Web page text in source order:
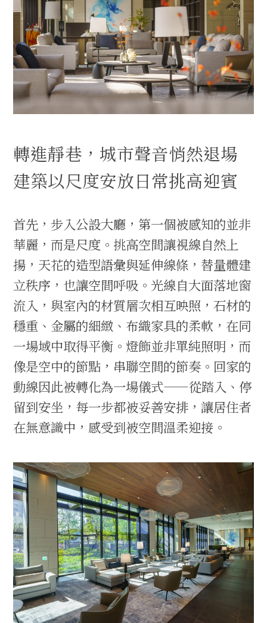
轉進靜巷，城市聲音悄然退場
建築以尺度安放日常挑高迎賓
首先，步入公設大廳，第一個被感知的並非
華麗，而是尺度。挑高空間讓視線自然上
揚，天花的造型語彙與延伸線條，替量體建
立秩序，也讓空間呼吸。光線自大面落地窗
流入，與室內的材質層次相互映照，石材的
穩重、金屬的細緻、布織家具的柔軟，在同
一場域中取得平衡。燈飾並非單純照明，而
像是空中的節點，串聯空間的節奏。回家的
動線因此被轉化為一場儀式——從踏入、停
留到安坐，每一步都被妥善安排，讓居住者
在無意識中，感受到被空間溫柔迎接。